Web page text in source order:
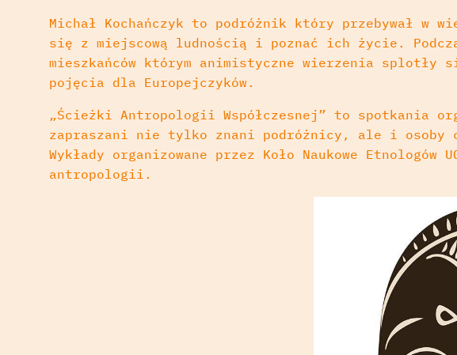
Michał Kochańczyk to podróżnik który przebywał w
się z miejscową ludnością i poznać ich życie.
mieszkańców którym animistyczne wierzenia splotły
pojęcia dla Europejczyków.
„Ścieżki Antropologii Współczesnej” to spotkania
zapraszani nie tylko znani podróżnicy, ale i osoby
Wykłady organizowane przez Koło Naukowe
antropologii.